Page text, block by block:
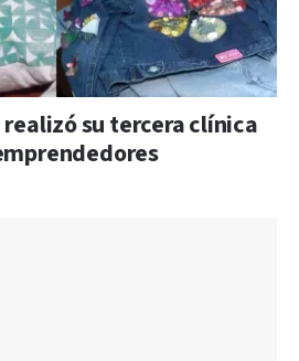
realizó su tercera clínica